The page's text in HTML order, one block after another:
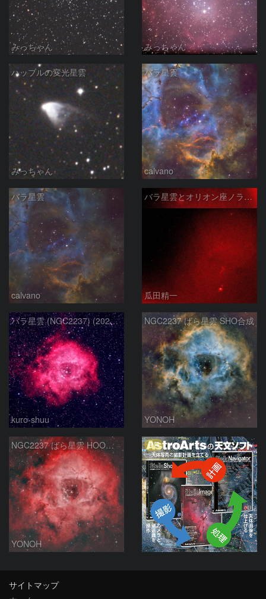
みっちゃん みっちゃん
ハッブルの変光星雲
みっちゃん
バラ星雲
calvano
バラ星雲
calvano
バラ星雲とオリオン座ノラマ50mm
瓜田精一
バラ星雲 (NGC2237) (2026/02/15他2夜)
kuro-shuu
NGC2237 ばら星雲 SHO合成
YONOH
NGC2237 ばら星雲 HOO合成
YONOH
PR
サイトマップ